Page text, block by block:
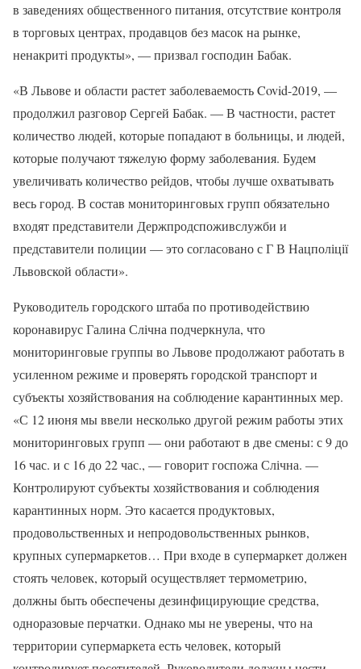
в заведениях общественного питания, отсутствие контроля
в торговых центрах, продавцов без масок на рынке,
ненакриті продукты», — призвал господин Бабак.
«В Львове и области растет заболеваемость Covid-2019, —
продолжил разговор Сергей Бабак. — В частности, растет
количество людей, которые попадают в больницы, и людей,
которые получают тяжелую форму заболевания. Будем
увеличивать количество рейдов, чтобы лучше охватывать
весь город. В состав мониторинговых групп обязательно
входят представители Держпродспоживслужби и
представители полиции — это согласовано с Г В Нацполіції
Львовской области».
Руководитель городского штаба по противодействию
коронавирус Галина Слічна подчеркнула, что
мониторинговые группы во Львове продолжают работать в
усиленном режиме и проверять городской транспорт и
субъекты хозяйствования на соблюдение карантинных мер.
«С 12 июня мы ввели несколько другой режим работы этих
мониторинговых групп — они работают в две смены: с 9 до
16 час. и с 16 до 22 час., — говорит госпожа Слічна. —
Контролируют субъекты хозяйствования и соблюдения
карантинных норм. Это касается продуктовых,
продовольственных и непродовольственных рынков,
крупных супермаркетов… При входе в супермаркет должен
стоять человек, который осуществляет термометрию,
должны быть обеспечены дезинфицирующие средства,
одноразовые перчатки. Однако мы не уверены, что на
территории супермаркета есть человек, который